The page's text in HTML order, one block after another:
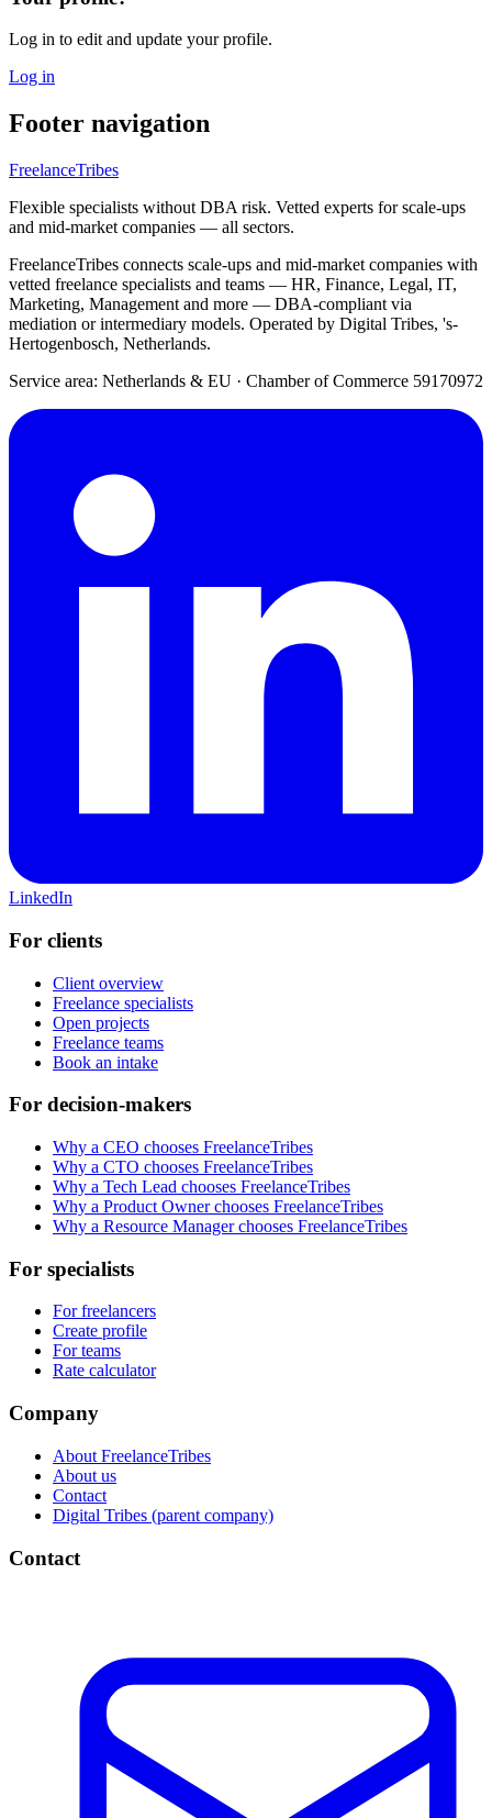
Log in to edit and update your profile.
Log in
Footer navigation
FreelanceTribes
Flexible specialists without DBA risk. Vetted experts for scale-ups
and mid-market companies — all sectors.
FreelanceTribes connects scale-ups and mid-market companies with
vetted freelance specialists and teams — HR, Finance, Legal, IT,
Marketing, Management and more — DBA-compliant via
mediation or intermediary models. Operated by Digital Tribes, 's-
Hertogenbosch, Netherlands.
Service area: Netherlands & EU · Chamber of Commerce 59170972
LinkedIn
For clients
Client overview
Freelance specialists
Open projects
Freelance teams
Book an intake
For decision-makers
Why a CEO chooses FreelanceTribes
Why a CTO chooses FreelanceTribes
Why a Tech Lead chooses FreelanceTribes
Why a Product Owner chooses FreelanceTribes
Why a Resource Manager chooses FreelanceTribes
For specialists
For freelancers
Create profile
For teams
Rate calculator
Company
About FreelanceTribes
About us
Contact
Digital Tribes (parent company)
Contact